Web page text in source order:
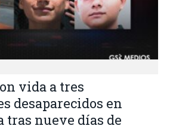
vida a tres
desaparecidos en
tras nueve días de